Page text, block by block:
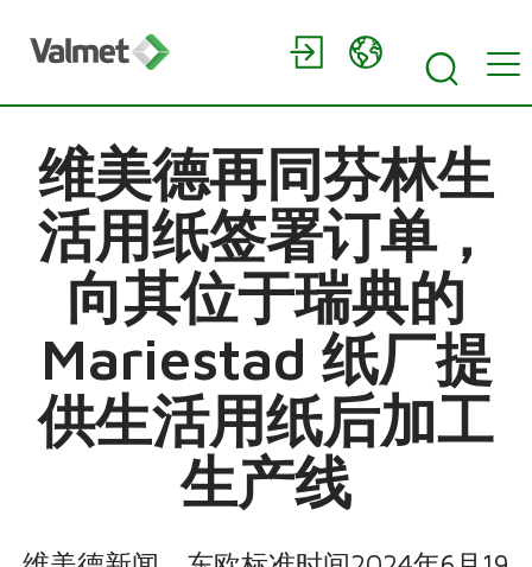
维美德再同芬林生
活用纸签署订单，
向其位于瑞典的
Mariestad 纸厂提
供生活用纸后加工
生产线